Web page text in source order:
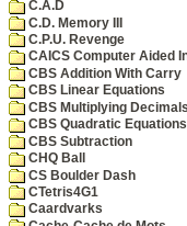
C.A.D
C.D. Memory III
C.P.U. Revenge
CAICS Computer Aided
CBS Addition With Carry
CBS Linear Equations
CBS Multiplying
CBS Quadratic Equations
CBS Subtraction
CHQ Ball
CS Boulder Dash
CTetris4G1
Caardvarks